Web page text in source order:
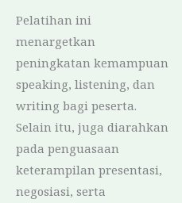
Pelatihan ini
menargetkan
peningkatan kemampuan
speaking, listening, dan
writing bagi peserta.
Selain itu, juga diarahkan
pada penguasaan
keterampilan presentasi,
negosiasi, serta